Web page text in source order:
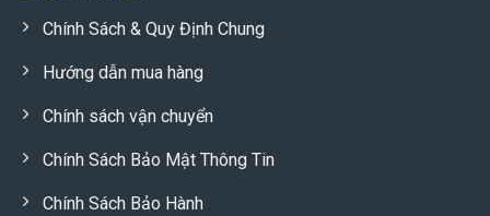
Chính Sách & Quy Định Chung
Hướng dẫn mua hàng
Chính sách vận chuyển
Chính Sách Bảo Mật Thông Tin
Chính Sách Bảo Hành